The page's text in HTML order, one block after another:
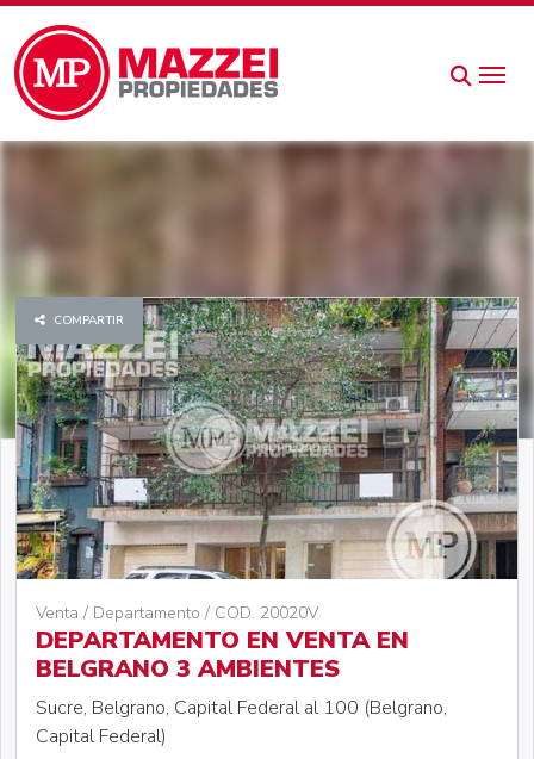
COMPARTIR
Venta / Departamento / COD. 20020V
DEPARTAMENTO EN VENTA EN
BELGRANO 3 AMBIENTES
Sucre, Belgrano, Capital Federal al 100 (Belgrano,
Capital Federal)